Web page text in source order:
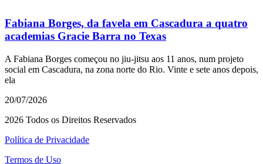
Fabiana Borges, da favela em Cascadura a quatro
academias Gracie Barra no Texas
A Fabiana Borges começou no jiu-jitsu aos 11 anos, num projeto
social em Cascadura, na zona norte do Rio. Vinte e sete anos depois,
ela
20/07/2026
2026 Todos os Direitos Reservados
Política de Privacidade
Termos de Uso